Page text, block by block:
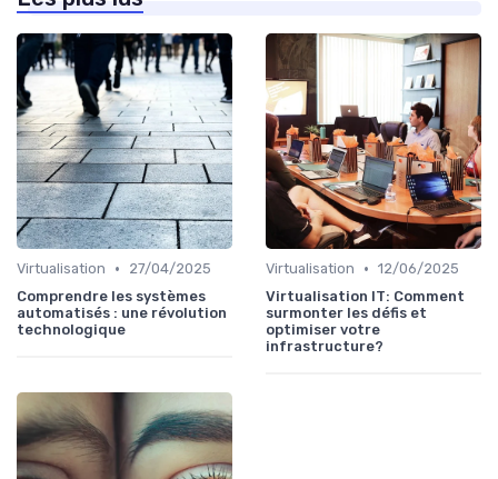
Virtualisation •
27/04/2025
Comprendre les systèmes
automatisés : une révolution
technologique
Virtualisation • 12/06/2025
Virtualisation IT: Comment
surmonter les défis et
optimiser votre
infrastructure?